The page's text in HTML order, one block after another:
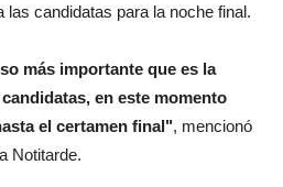
las candidatas para la noche final.
más importante que es la
en este momento
el certamen final", mencionó
Notitarde.